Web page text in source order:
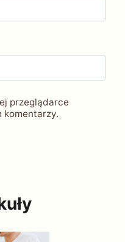
przeglądarce
komentarzy.